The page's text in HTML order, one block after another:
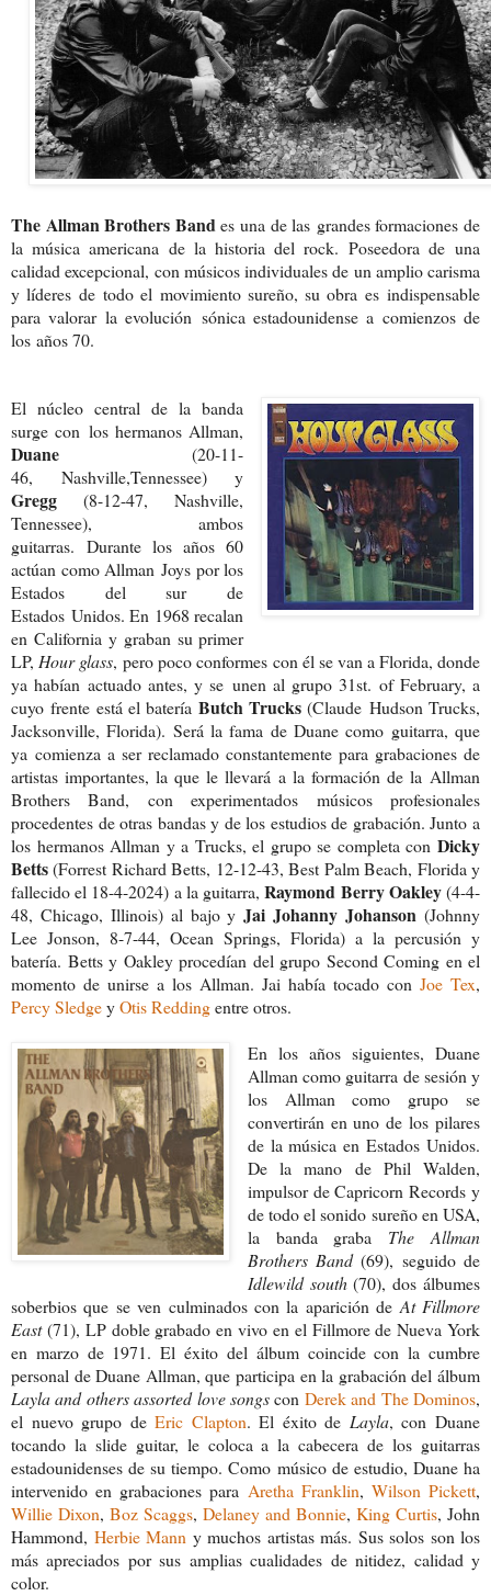
The Allman Brothers Bandes una de las grandes formaciones de
la música americana de la historia del rock. Poseedora deuna
calidad excepcional, con músicos individuales de un amplio carisma
y líderes de todo el movimiento sureño, su obra esindispensable
para valorar la evolución sónica estadounidense a comienzos de
los años 70.
El núcleo central de la banda
surge con los hermanos Allman,
Duane (20-11-
46,Nashville,Tennessee) y
Gregg (8-12-47,Nashville,
Tennessee), ambos
guitarras.Durante los años 60
actúan como Allman Joys por los
Estados del sur de
Estados Unidos. En 1968 recalan
en Californiay graban su primer
LP,Hour glass,pero poco conformes con él se van a Florida, donde
ya habían actuado antes, y se unen al grupo 31st. of February, a
cuyofrente está el batería Butch Trucks (Claude Hudson Trucks,
Jacksonville, Florida). Será la fama de Duane como guitarra, que
ya comienza a ser reclamado constantemente para grabaciones de
artistas importantes, la que le llevará a la formación de laAllman
Brothers Band, con experimentados músicos profesionales
procedentes de otras bandas y de los estudios de grabación. Junto a
los hermanos Allman y a Trucks, el grupo se completa con Dicky
Betts(Forrest Richard Betts, 12-12-43, Best Palm Beach, Florida y
fallecido el 18-4-2024) a la guitarra,Raymond Berry Oakley(4-4-
48, Chicago, Illinois) al bajo yJai Johanny Johanson(Johnny
Lee Jonson, 8-7-44, Ocean Springs, Florida) a la percusión y
batería. Betts y Oakley procedían del grupo Second Coming en el
momento de unirse a los Allman. Jai había tocado con Joe Tex,
Percy SledgeyOtis Reddingentre otros.
En los años siguientes, Duane
Allman como guitarra de sesión y
los Allman como grupo se
convertirán en uno de los pilares
de la música en Estados Unidos.
De la mano de Phil Walden,
impulsor de Capricorn Records y
de todo el sonido sureño en USA,
la banda graba The Allman
Brothers Band(69), seguido de
Idlewild south(70), dos álbumes
soberbios que se ven culminados con la aparición deAt Fillmore
East(71), LP doble grabado en vivo en el Fillmore de Nueva York
en marzo de 1971. El éxito del álbum coincide con la cumbre
personal de Duane Allman, que participa en la grabación del álbum
Layla and others assorted love songscon Derek and The Dominos,
el nuevo grupo deEric Clapton. El éxito de Layla, con Duane
tocando la slide guitar, le coloca a la cabecera de los guitarras
estadounidenses de su tiempo. Como músico de estudio, Duane ha
intervenido en grabaciones para Aretha Franklin, Wilson Pickett,
Willie Dixon, Boz Scaggs, Delaney and Bonnie, King Curtis, John
Hammond, Herbie Mann y muchos artistas más. Sus solos son los
más apreciados por sus amplias cualidades de nitidez, calidad y
color.